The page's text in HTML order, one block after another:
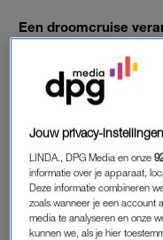
Een droomcruise
flink gokken op de
trotse eigenaar van
theatrale exit:
Toen het gigantische
Rico, dook de man in
te ontsnappen. Een
Jouw privacy-instellingen
LINDA., DPG Media en onze
informatie over je apparaat,
Deze informatie combineren
zoals wanneer je een account
media te analyseren en onze
kunnen we, als je hier